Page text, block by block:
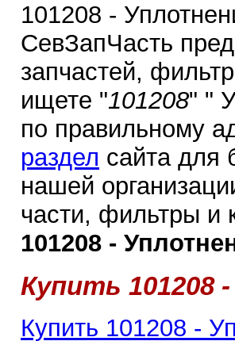
101208 -
СевЗапЧасть
запчастей,
ищете "101208" "
по правильному
раздел сайта для
нашей
части, фильтры и
101208 -
Купить 101208
Купить 101208 -